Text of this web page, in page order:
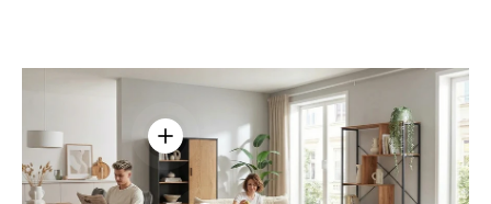
Einzelheiten anzeigen - AMIO H -